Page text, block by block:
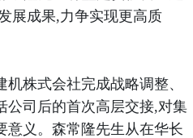
展成果,力争实现更高质
株式会社完成战略调整、
公司后的首次高层交接,对集
意义。森常隆先生从在华长